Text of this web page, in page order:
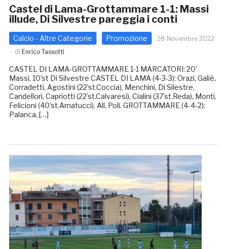
Castel di Lama-Grottammare 1-1: Massi
illude, Di Silvestre pareggia i conti
Calcio - Altre Categorie Promozione
28 Novembre 2022
di Enrico Tassotti
CASTEL DI LAMA-GROTTAMMARE 1-1 MARCATORI: 20’
Massi, 10’st Di Silvestre CASTEL DI LAMA (4-3-3): Orazi, Galiè,
Corradetti, Agostini (22’st.Coccia), Menchini, Di Silestre,
Candellori, Capriotti (22’st.Calvaresi), Cialini (37’st.Reda), Monti,
Felicioni (40’st.Amatucci). All. Poli. GROTTAMMARE (4-4-2):
Palanca, […]